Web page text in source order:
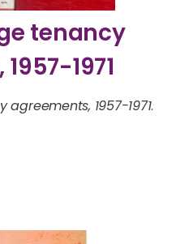
tenancy
1971
1957-1971.